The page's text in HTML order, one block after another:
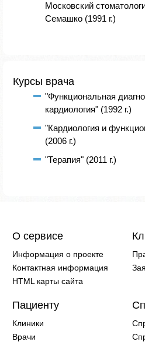
Московский
Семашко (1991 г.)
Курсы врача
"Функциональная
кардиология" (1992 г.)
"Кардиология и
(2006 г.)
"Терапия" (2011 г.)
О сервисе
Информация о проекте
Контактная информация
HTML карты сайта
Пациенту
Клиники
Врачи